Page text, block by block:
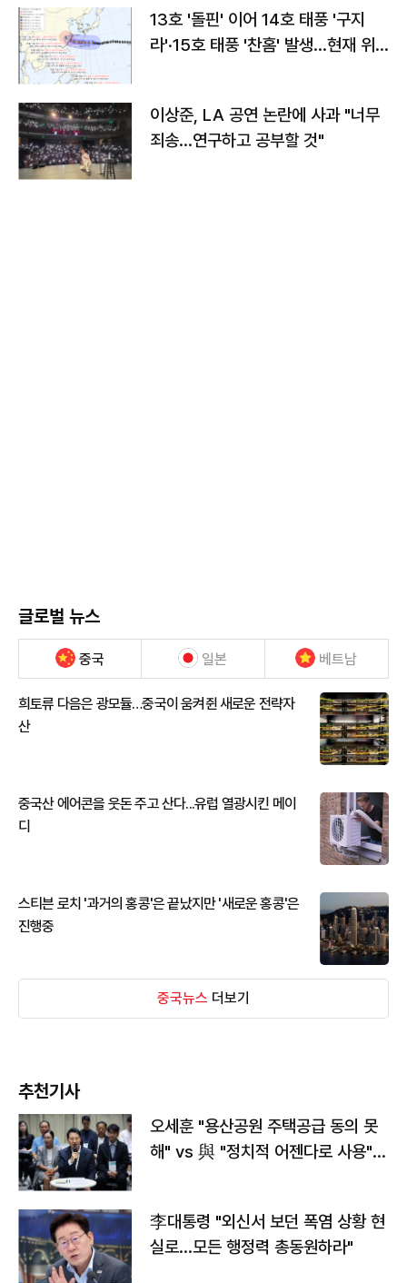
13호 '돌핀' 이어 14호 태풍 '구지
라'·15호 태풍 '찬홈' 발생…현재 위
이상준, LA 공연 논란에 사과 "너무
죄송…연구하고 공부할 것"
글로벌 뉴스
중국 일본 베트남
희토류 다음은 광모듈…중국이 움켜쥔 새로운 전략자
산
중국산 에어콘을 웃돈 주고 산다...유럽 열광시킨 메이
디
스티븐 로치 '과거의 홍콩'은 끝났지만 '새로운 홍콩'은
진행중
중국뉴스 더보기
추천기사
오세훈 "용산공원 주택공급 동의 못
해" vs 與 "정치적 어젠다로 사용"
李대통령 "외신서 보던 폭염 상황 현
실로…모든 행정력 총동원하라"